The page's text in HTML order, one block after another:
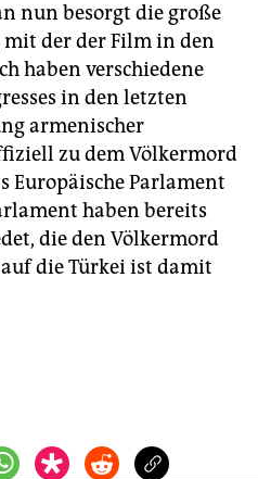
nun besorgt die große
mit der der Film in den
haben verschiedene
in den letzten
armenischer
zu dem Völkermord
Europäische Parlament
haben bereits
die den Völkermord
die Türkei ist damit